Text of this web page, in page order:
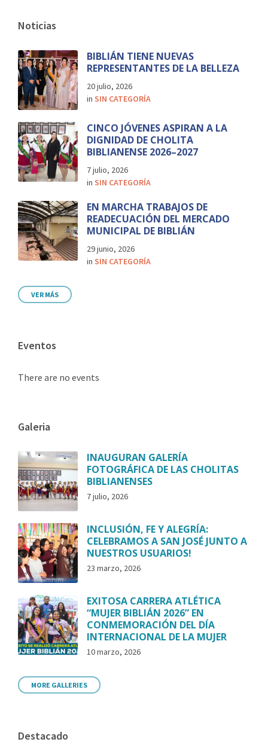
Noticias
BIBLIÁN TIENE NUEVAS
REPRESENTANTES DE LA BELLEZA
20 julio, 2026
in SIN CATEGORÍA
CINCO JÓVENES ASPIRAN A LA
DIGNIDAD DE CHOLITA
BIBLIANENSE 2026–2027
7 julio, 2026
in SIN CATEGORÍA
EN MARCHA TRABAJOS DE
READECUACIÓN DEL MERCADO
MUNICIPAL DE BIBLIÁN
29 junio, 2026
in SIN CATEGORÍA
VER MÁS
Eventos
There are no events
Galeria
INAUGURAN GALERÍA
FOTOGRÁFICA DE LAS CHOLITAS
BIBLIANENSES
7 julio, 2026
INCLUSIÓN, FE Y ALEGRÍA:
CELEBRAMOS A SAN JOSÉ JUNTO A
NUESTROS USUARIOS!
23 marzo, 2026
EXITOSA CARRERA ATLÉTICA
“MUJER BIBLIÁN 2026” EN
CONMEMORACIÓN DEL DÍA
INTERNACIONAL DE LA MUJER
10 marzo, 2026
MORE GALLERIES
Destacado